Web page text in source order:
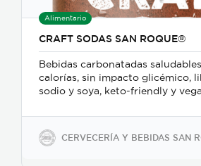
Alimentario
CRAFT SODAS SAN ROQUE®
Bebidas carbonatadas
calorías, sin impacto glicémico,
sodio y soya, keto-friendly y
en PET.
CERVECERÍA Y BEBIDAS SAN